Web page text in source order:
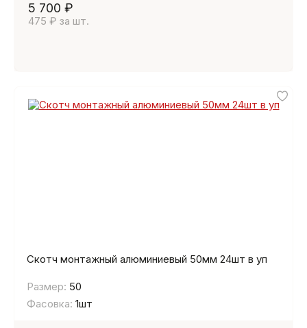
5 700 ₽
475 ₽ за шт.
Скотч монтажный алюминиевый 50мм 24шт в уп
Размер: 50
Фасовка: 1шт